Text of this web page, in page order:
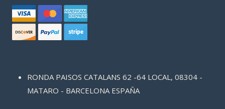
RONDA PAISOS CATALANS 62 -64 LOCAL, 08304 -
MATARO - BARCELONA ESPAÑA